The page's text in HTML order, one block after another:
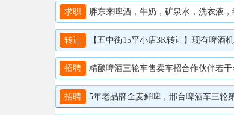
求职 胖东来啤酒，牛奶，矿泉水，洗衣液
转让 【五中街15平小店3K转让】现有啤酒
招聘 精酿啤酒三轮车售卖车招合作伙伴若
招聘 5年老品牌全麦鲜啤，邢台啤酒车三轮